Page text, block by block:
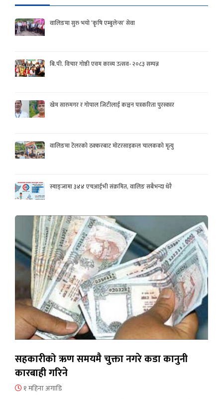
वालिङमा सुरु भयो ‘कृषि एम्बुलेन्स’ सेवा
बि.पी. विचार गोष्ठी एवम काव्य उत्सव- २०८३ सम्पन्न
खेम सारुमगर र गोपाल जिटीलाई कञ्चन पत्रकरिता पुरस्कार
वालिङमा टेलरको ठक्करबाट मोटरसाइकल चालकको मृत्यु
स्याङ्जामा ३४४ एचआईभी संक्रमित, वालिङ सबैभन्दा धेरै
सहकारीको ऋण समयमै चुक्ता नगरे कडा कानुनी
कारबाही गरिने
१ महिना अगाडि